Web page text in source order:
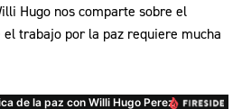
Hugo nos comparte sobre el
trabajo por la paz requiere mucha